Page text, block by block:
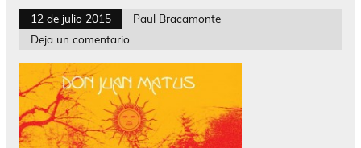
12 de julio 2015
Paul Bracamonte
Deja un comentario